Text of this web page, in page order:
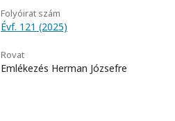
Folyóirat szám
Évf. 121 (2025)
Rovat
Emlékezés Herman Józsefre